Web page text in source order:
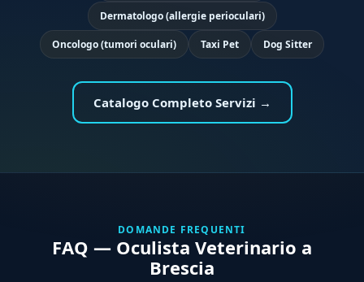
Dermatologo (allergie perioculari)
Oncologo (tumori oculari) Taxi Pet Dog Sitter
Catalogo Completo Servizi →
DOMANDE FREQUENTI
FAQ — Oculista Veterinario a
Brescia